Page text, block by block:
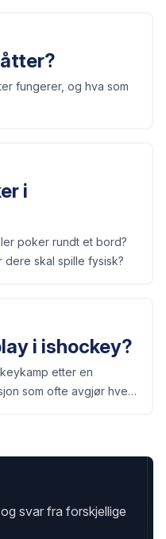
fungerer, og hva som
i
poker rundt et bord?
skal spille fysisk?
i ishockey?
etter en
som ofte avgjør hvem
svar fra forskjellige